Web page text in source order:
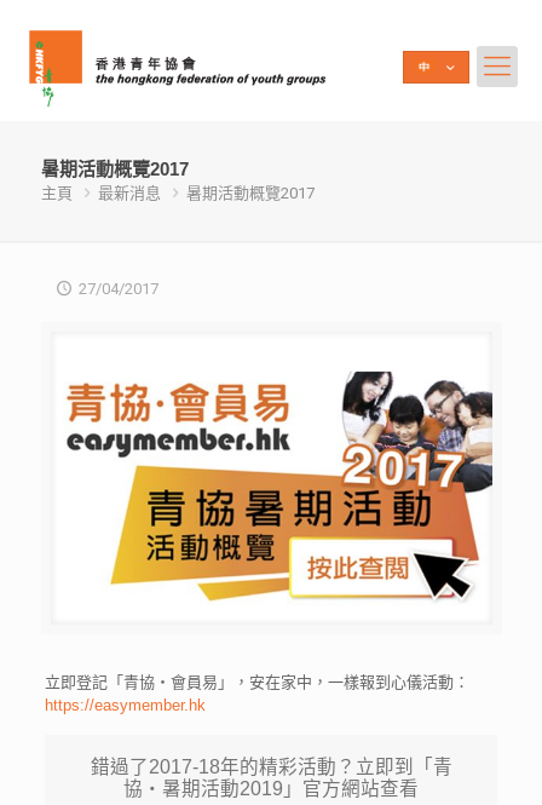
暑期活動概覽2017
主頁 最新消息 暑期活動概覽2017
27/04/2017
立即登記「青協‧會員易」，安在家中，一樣報到心儀活動：
https://easymember.hk
錯過了2017-18年的精彩活動？立即到「青
協・暑期活動2019」官方網站查看